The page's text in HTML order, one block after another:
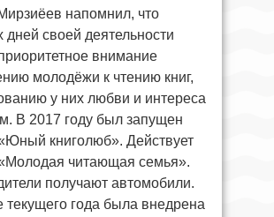
напомнил, что
дней своей деятельности
внимание
молодёжи к чтению книг,
у них любви и интереса
В 2017 году был запущен
книголюб». Действует
читающая семья».
получают автомобили.
текущего года была внедрена